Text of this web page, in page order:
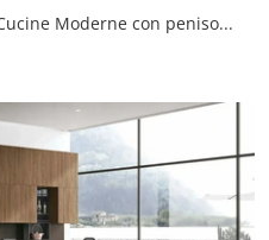
Clicca e scopri un mondo di Cucine Moderne con penisola: la cucina Metropolis 13 Stosa in Pet ti aspetta!